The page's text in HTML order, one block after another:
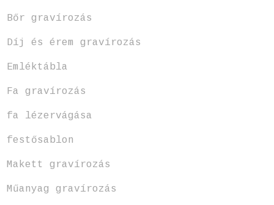
Bőr gravírozás
Díj és érem gravírozás
Emléktábla
Fa gravírozás
fa lézervágása
festősablon
Makett gravírozás
Műanyag gravírozás